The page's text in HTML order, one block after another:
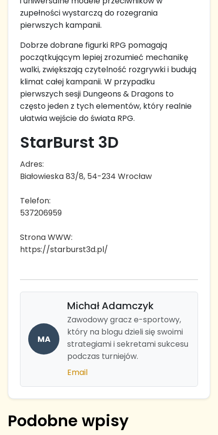
zupełności wystarczą do rozegrania
pierwszych kampanii.
Dobrze dobrane figurki RPG pomagają
początkującym lepiej zrozumieć mechanikę
walki, zwiększają czytelność rozgrywki i budują
klimat całej kampanii. W przypadku
pierwszych sesji Dungeons & Dragons to
często jeden z tych elementów, który realnie
ułatwia wejście do świata RPG.
StarBurst 3D
Adres:
Białowieska 83/8, 54-234 Wrocław
Telefon:
537206959
Strona WWW:
https://starburst3d.pl/
MA
Michał Adamczyk
Zawodowy gracz e-sportowy,
który na blogu dzieli się swoimi
strategiami i sekretami sukcesu
podczas turniejów.
Email
Podobne wpisy